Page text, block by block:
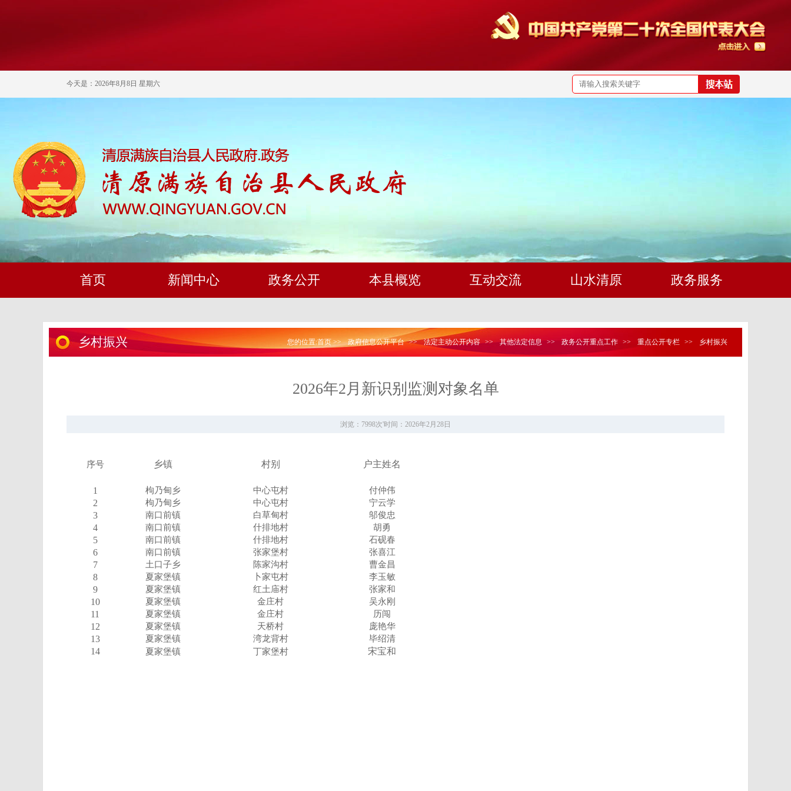
今天是：2026年8月8日 星期六
首页 新闻中心 政务公开 本县概览 互动交流 山水清原 政务服务
乡村振兴 您的位置:首页>> 政府信息公开平台 >> 法定主动公开内容 >> 其他法定信息 >> 政务公开重点工作 >> 重点公开专栏 >> 乡村振兴
2026年2月新识别监测对象名单
浏览：7998次'时间：2026年2月28日
序号 乡镇 村别 户主姓名
1 枸乃甸乡 中心屯村 付仲伟
2 枸乃甸乡 中心屯村 宁云学
3 南口前镇 白草甸村 邬俊忠
4 南口前镇 什排地村 胡勇
5 南口前镇 什排地村 石砚春
6 南口前镇 张家堡村 张喜江
7 土口子乡 陈家沟村 曹金昌
8 夏家堡镇 卜家屯村 李玉敏
9 夏家堡镇 红土庙村 张家和
10 夏家堡镇 金庄村 吴永刚
11 夏家堡镇 金庄村 历闯
12 夏家堡镇 天桥村 庞艳华
13 夏家堡镇 湾龙背村 毕绍清
14 夏家堡镇 丁家堡村 宋宝和